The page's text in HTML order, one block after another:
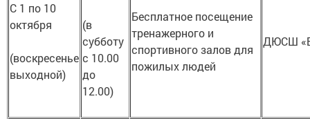
С 1 по 10
октября
(воскресенье
выходной)
(в
субботу
с 10.00
до
12.00)
Бесплатное посещение
тренажерного и
спортивного залов для
пожилых людей
ДЮСШ